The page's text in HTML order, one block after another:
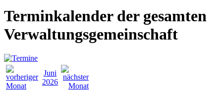
Terminkalender der gesamten
Verwaltungsgemeinschaft
Juni
2026